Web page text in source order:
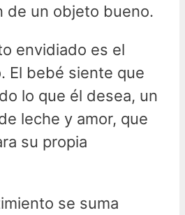
de un objeto bueno.
envidiado es el
El bebé siente que
lo que él desea, un
leche y amor, que
su propia
se suma